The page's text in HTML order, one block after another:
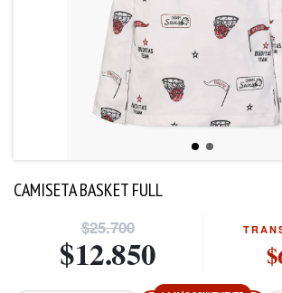
CAMISETA BASKET FULL
$25.700
$12.850